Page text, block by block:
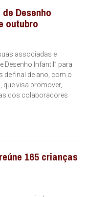
Desenho
outubro
associadas e
Desenho Infantil” para
de final de ano, com o
que visa promover,
dos colaboradores
165 crianças